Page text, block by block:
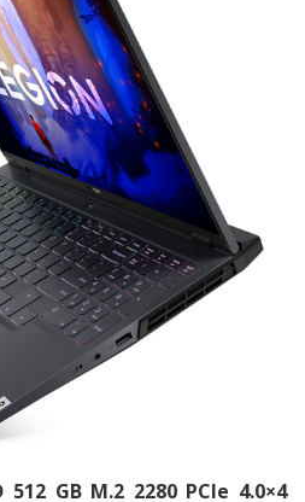
512 GB M.2 2280 PCIe 4.0×4